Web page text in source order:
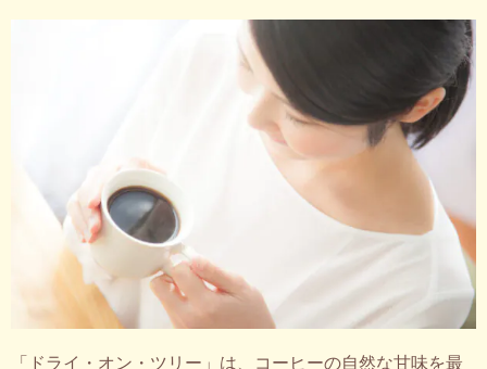
「ドライ・オン・ツリー」は、コーヒーの自然な甘味を最